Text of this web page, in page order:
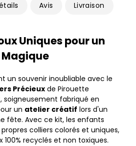
Avis Livraison
Uniques pour un
un souvenir inoubliable avec le
Précieux de Pirouette
soigneusement fabriqué en
un atelier créatif lors d'un
fête. Avec ce kit, les enfants
colliers colorés et uniques,
recyclés et non toxiques.